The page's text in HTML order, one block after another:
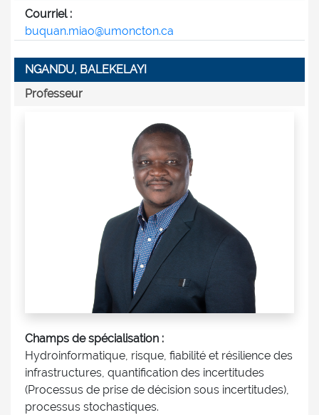
Courriel :
buquan.miao@umoncton.ca
NGANDU, BALEKELAYI
Professeur
Champs de spécialisation :
Hydroinformatique, risque, fiabilité et résilience des
infrastructures, quantification des incertitudes
(Processus de prise de décision sous incertitudes),
processus stochastiques.